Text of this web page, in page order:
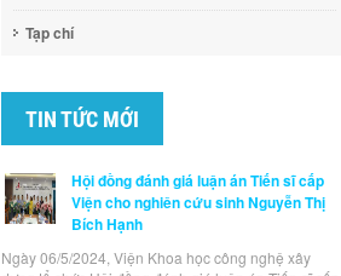
Tạp chí
TIN TỨC MỚI
Hội đồng đánh giá luận án Tiến sĩ cấp
Viện cho nghiên cứu sinh Nguyễn Thị
Bích Hạnh
Ngày 06/5/2024, Viện Khoa học công nghệ xây